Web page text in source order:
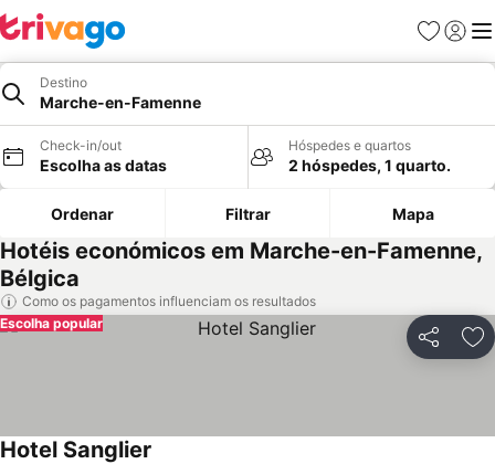
Favoritos
Iniciar
Destino
Marche-en-Famenne
Check-in/out
Escolha as datas
Hóspedes e quartos
2 hóspedes, 1 quarto.
Ordenar Filtrar Mapa
Hotéis económicos em Marche-en-Famenne,
Bélgica
Como os pagamentos influenciam os resultados
Partilhar
Escolha popular
Hotel Sanglier